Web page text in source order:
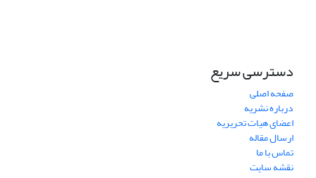
دسترسی سریع
صفحه اصلی
درباره نشریه
اعضای هیات تحریریه
ارسال مقاله
تماس با ما
نقشه سایت